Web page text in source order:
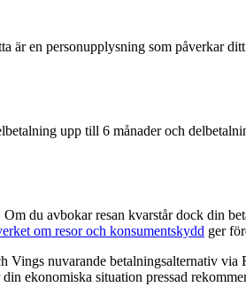
är en personupplysning som påverkar
upp till 6 månader och
du avbokar resan kvarstår dock din
om resor och konsumentskydd ger
nuvarande betalningsalternativ
ekonomiska situation pressad